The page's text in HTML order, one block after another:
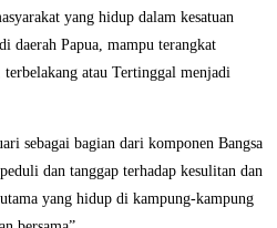
yang hidup dalam kesatuan
daerah Papua, mampu terangkat
atau Tertinggal menjadi
sebagai bagian dari komponen Bangsa
dan tanggap terhadap kesulitan dan
yang hidup di kampung-kampung